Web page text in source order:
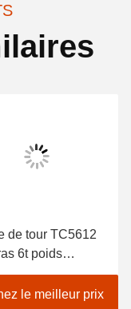
de tour TC5612
6t poids
de
de bâtiment
le meilleur prix